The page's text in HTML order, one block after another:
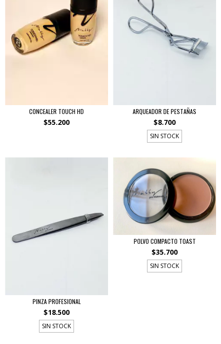
CONCEALER TOUCH HD
$55.200
ARQUEADOR DE PESTAÑAS
$8.700
SIN STOCK
PINZA PROFESIONAL
$18.500
SIN STOCK
POLVO COMPACTO TOAST
$35.700
SIN STOCK